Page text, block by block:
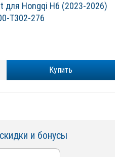
для Hongqi H6 (2023-2026)
T302-276
Купить
и бонусы